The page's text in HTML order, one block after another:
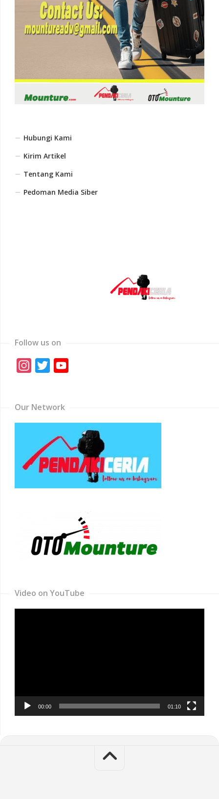
Hubungi Kami
Kirim Artikel
Tentang Kami
Pedoman Media Siber
Follow us on
Instagram
Twitter
Our Network
Video on YouTube
00:00 01:10